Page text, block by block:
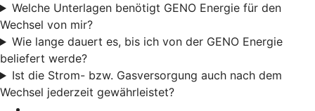
Welche Unterlagen benötigt GENO Energie für den
Wechsel von mir?
Wie lange dauert es, bis ich von der GENO Energie
beliefert werde?
Ist die Strom- bzw. Gasversorgung auch nach dem
Wechsel jederzeit gewährleistet?